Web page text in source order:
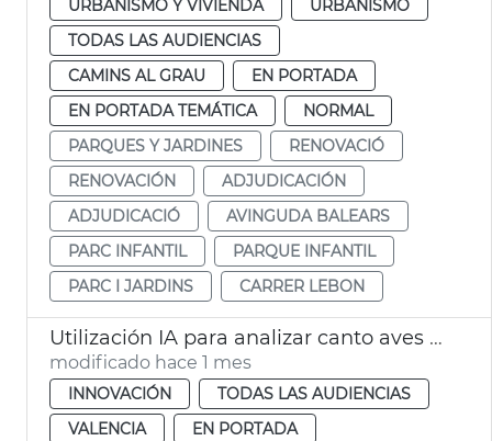
URBANISMO Y VIVIENDA
URBANISMO
TODAS LAS AUDIENCIAS
CAMINS AL GRAU
EN PORTADA
EN PORTADA TEMÁTICA
NORMAL
PARQUES Y JARDINES
RENOVACIÓ
RENOVACIÓN
ADJUDICACIÓN
ADJUDICACIÓ
AVINGUDA BALEARS
PARC INFANTIL
PARQUE INFANTIL
PARC I JARDINS
CARRER LEBON
Utilización IA para analizar canto aves y medir salud parques y jardines
modificado hace 1 mes
INNOVACIÓN
TODAS LAS AUDIENCIAS
VALENCIA
EN PORTADA